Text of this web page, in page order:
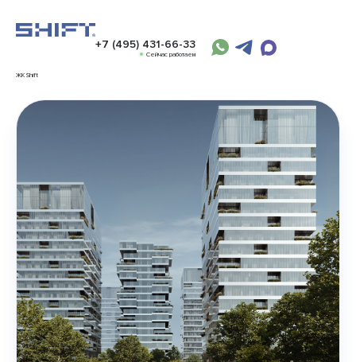
ЖК Shift
+7 (495) 431-66-33
Сейчас работаем